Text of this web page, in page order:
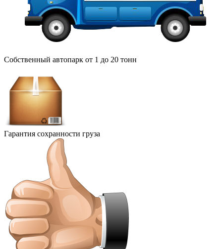
Собственный автопарк от 1 до 20 тонн
Гарантия сохранности груза